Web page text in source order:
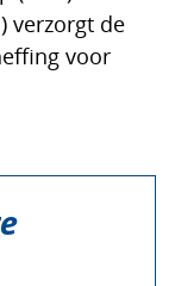
verzorgt de
voor